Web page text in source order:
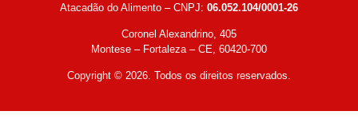
Atacadão do Alimento – CNPJ: 06.052.104/0001-26
Coronel Alexandrino, 405
Montese – Fortaleza – CE, 60420-700
Copyright © 2026. Todos os direitos reservados.